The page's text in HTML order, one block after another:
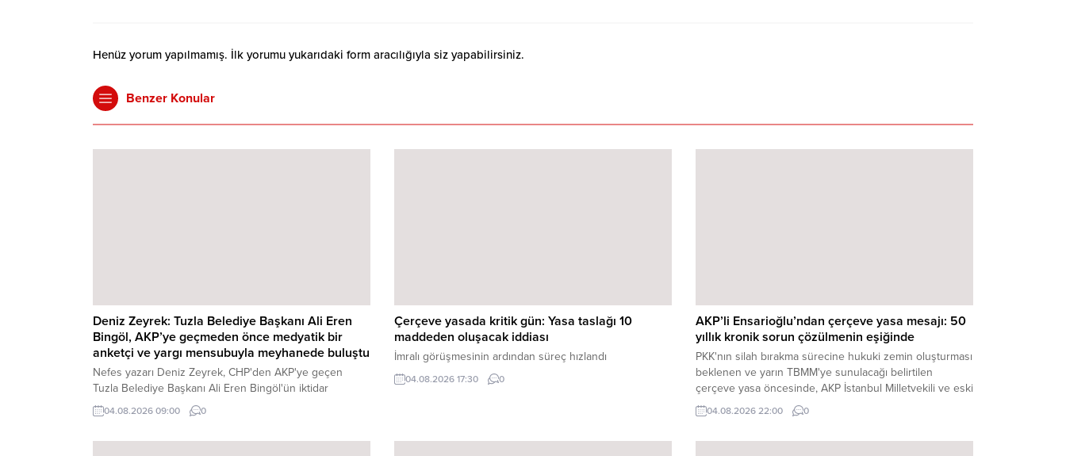
Henüz yorum yapılmamış. İlk yorumu yukarıdaki form aracılığıyla siz yapabilirsiniz.
Benzer Konular
Deniz Zeyrek: Tuzla Belediye Başkanı Ali Eren
Bingöl, AKP’ye geçmeden önce medyatik bir
anketçi ve yargı mensubuyla meyhanede buluştu
Nefes yazarı Deniz Zeyrek, CHP'den AKP'ye geçen
Tuzla Belediye Başkanı Ali Eren Bingöl'ün iktidar
partisine geçmeden önce anket şirketi sahibi Mehmet Ali
Kulat ve adını vermediği bir Yargıtay 1. Ceza Dairesi üyesi
04.08.2026 09:00 0
Çerçeve yasada kritik gün: Yasa taslağı 10
maddeden oluşacak iddiası
İmralı görüşmesinin ardından süreç hızlandı
04.08.2026 17:30 0
AKP’li Ensarioğlu’ndan çerçeve yasa mesajı: 50
yıllık kronik sorun çözülmenin eşiğinde
PKK'nın silah bırakma sürecine hukuki zemin oluşturması
beklenen ve yarın TBMM'ye sunulacağı belirtilen
çerçeve yasa öncesinde, AKP İstanbul Milletvekili ve eski
Devlet Bakanı Salim Ensarioğlu'ndan dikkat çeken bir
değerlendirme geldi. Ensarioğlu ...
04.08.2026 22:00 0